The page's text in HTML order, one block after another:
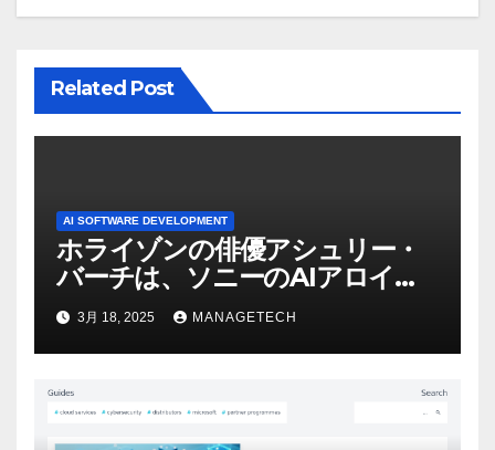
Related Post
AI SOFTWARE DEVELOPMENT
ホライゾンの俳優アシュリー・
バーチは、ソニーのAIアロイの
ビデオを見て「ゲームパフォー
マンスという芸術形式に不安を
感じた」と語る – IGN
3月 18, 2025 MANAGETECH